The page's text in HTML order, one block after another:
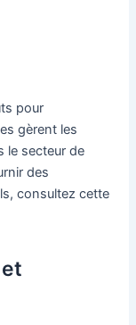
pour
gèrent les
le secteur de
des
consultez cette